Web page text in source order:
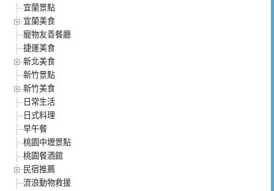
宜蘭景點
宜蘭美食
寵物友善餐廳
捷運美食
新北美食
新竹景點
新竹美食
日常生活
日式料理
早午餐
桃園中壢景點
桃園餐酒館
民宿推薦
流浪動物救援